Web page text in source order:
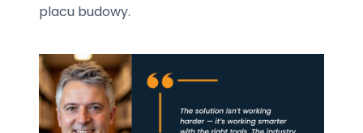
placu budowy.